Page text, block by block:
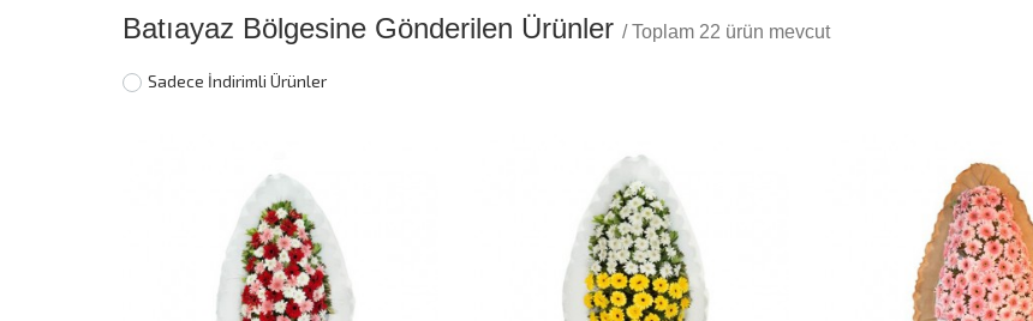
Batıayaz Bölgesine Gönderilen Ürünler / Toplam 22 ürün mevcut
Sadece İndirimli Ürünler